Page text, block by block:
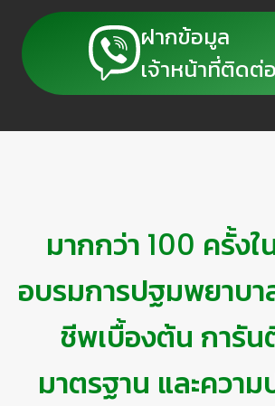
ฝากข้อมูล
เจ้าหน้าที่ติดต่
มากกว่า 100 ครั้งใ
อบรมการปฐมพยาบา
ชีพเบื้องต้น การัน
มาตรฐาน และความ